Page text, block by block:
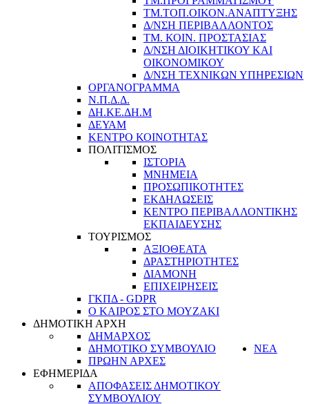
ΤΜ.ΤΟΠ.ΟΙΚΟΝ.ΑΝΑΠΤΥΞΗΣ
Δ/ΝΣΗ ΠΕΡΙΒΑΛΛΟΝΤΟΣ
ΤΜ. ΚΟΙΝ. ΠΡΟΣΤΑΣΙΑΣ
Δ/ΝΣΗ ΔΙΟΙΚΗΤΙΚΟΥ ΚΑΙ
ΟΙΚΟΝΟΜΙΚΟΥ
Δ/ΝΣΗ ΤΕΧΝΙΚΩΝ ΥΠΗΡΕΣΙΩΝ
ΟΡΓΑΝΟΓΡΑΜΜΑ
Ν.Π.Δ.Δ.
ΔΗ.ΚΕ.ΔΗ.Μ
ΔΕΥΑΜ
ΚΕΝΤΡΟ ΚΟΙΝΟΤΗΤΑΣ
ΠΟΛΙΤΙΣΜΟΣ
ΙΣΤΟΡΙΑ
ΜΝΗΜΕΙΑ
ΠΡΟΣΩΠΙΚΟΤΗΤΕΣ
ΕΚΔΗΛΩΣΕΙΣ
ΚΕΝΤΡΟ ΠΕΡΙΒΑΛΛΟΝΤΙΚΗΣ
ΕΚΠΑΙΔΕΥΣΗΣ
ΤΟΥΡΙΣΜΟΣ
ΑΞΙΟΘΕΑΤΑ
ΔΡΑΣΤΗΡΙΟΤΗΤΕΣ
ΔΙΑΜΟΝΗ
ΕΠΙΧΕΙΡΗΣΕΙΣ
ΓΚΠΔ - GDPR
Ο ΚΑΙΡΟΣ ΣΤΟ ΜΟΥΖΑΚΙ
ΔΗΜΟΤΙΚΗ ΑΡΧΗ
ΔΗΜΑΡΧΟΣ
ΔΗΜΟΤΙΚΟ ΣΥΜΒΟΥΛΙΟ
ΠΡΩΗΝ ΑΡΧΕΣ
ΝΕΑ
ΕΦΗΜΕΡΙΔΑ
ΑΠΟΦΑΣΕΙΣ ΔΗΜΟΤΙΚΟΥ
ΣΥΜΒΟΥΛΙΟΥ